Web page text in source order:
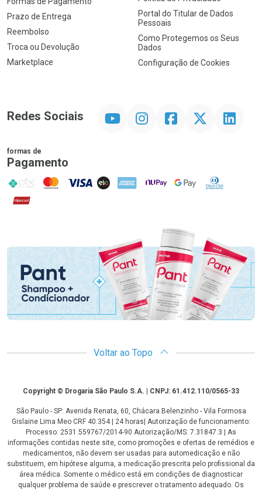
Prazo de Entrega
Reembolso
Troca ou Devolução
Marketplace
Portal do Titular de Dados
Pessoais
Como Protegemos os Seus
Dados
Configuração de Cookies
Redes Sociais InstagramFacebookTwitter Linkedin
formas de
Pagamento
PIX MasterCard
VISA ELO AMEX NuPay Google PayDiners Club
Hipercard
Promoção em Destaque
Voltar ao Topo
CopyrightCopyright © Drogaria São Paulo S.A. | CNPJ: 61.412.110/0565-33
São Paulo - SP: Avenida Renata, 60, Chácara Belenzinho - Vila Formosa
Gislaine Lima Meo CRF 40.354 | 24 horas| Autorização de funcionamento:
Processo: 2531.559767/2014-90 Autorização/MS: 7.31847.3 | As
informações contidas neste site, como promoções e ofertas de remédios e
medicamentos, não devem ser usadas para automedicação e não
substituem, em hipótese alguma, a medicação prescrita pelo profissional da
área médica. Somente o médico está em condições de diagnosticar
qualquer problema de saúde e prescrever o tratamento adequado. Os